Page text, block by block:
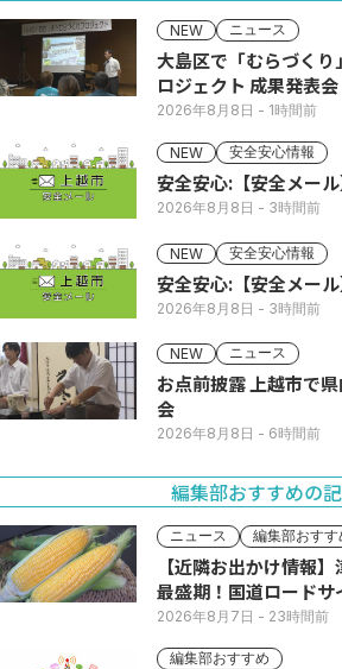
NEW ニュース
大島区で「むらづく
ロジェクト 成果発表会
2026年8月8日 - 1時間前
NEW 安全安心情報
安全安心:【安全メー
2026年8月8日 - 3時間前
NEW 安全安心情報
安全安心:【安全メー
2026年8月8日 - 3時間前
NEW ニュース
お点前披露 上越市で
会
2026年8月8日 - 6時間前
編集部おすすめの
ニュース 編集部おすす
【近隣お出かけ情報
最盛期！国道ロード
い列
2026年8月7日 - 23時間前
編集部おすすめ